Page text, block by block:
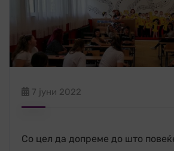
7 јуни 2022
Со цел да допреме до што